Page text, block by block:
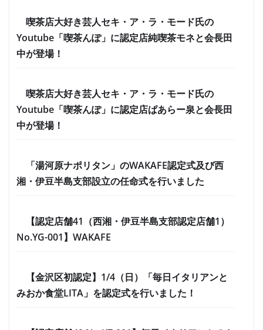
喫茶店大好き芸人セキ・ア・ラ・モード氏の
Youtube「喫茶んぽ」に認定店純喫茶モネと会長田
中が登場！
喫茶店大好き芸人セキ・ア・ラ・モード氏の
Youtube「喫茶んぽ」に認定店ぱあらー泉と会長田
中が登場！
「湯河原ナポリタン」のWAKAFE認定式及び西
湘・伊豆半島支部設立の任命式を行いました
【認定店舗41（西湘・伊豆半島支部認定店舗1）
No.YG-001】WAKAFE
【金沢区初認定】1/4（日）「毎日イタリアンと
みおか食堂LITA」を認定式を行いました！